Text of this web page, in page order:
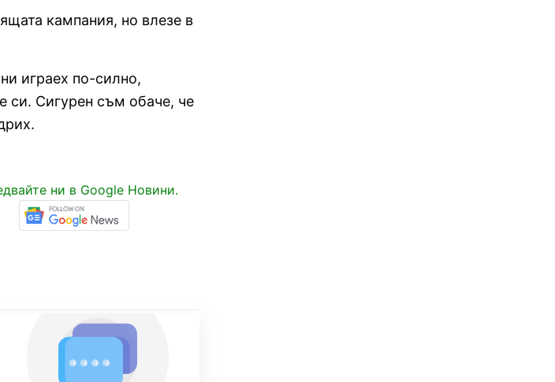
кампания, но влезе в
играех по-силно,
си. Сигурен съм обаче, че
ни в Google Новини.